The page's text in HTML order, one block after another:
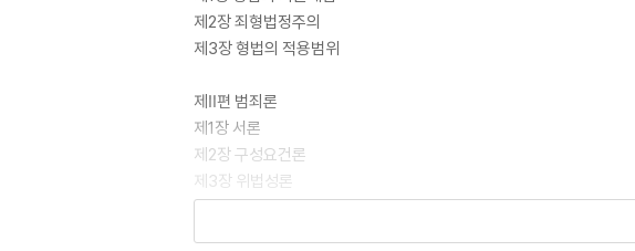
제2장 죄형법정주의
제3장 형법의 적용범위
제Ⅱ편 범죄론
제1장 서론
제2장 구성요건론
제3장 위법성론
제4장 책임론